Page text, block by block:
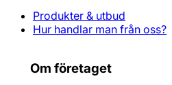
Produkter & utbud
Hur handlar man från oss?
Om företaget